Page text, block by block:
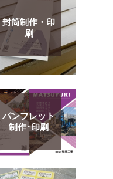
封筒制作・印
刷
パンフレット
制作･印刷